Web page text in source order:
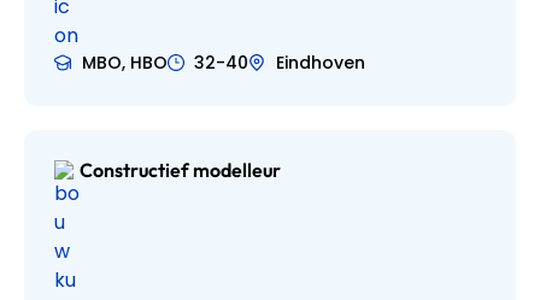
MBO, HBO 32-40 Eindhoven
Constructief modelleur